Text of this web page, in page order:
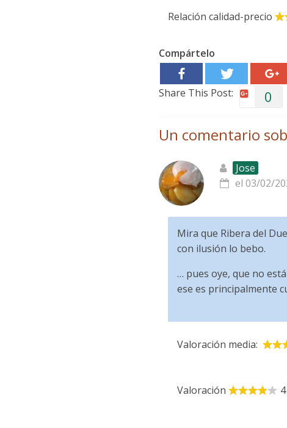
Relación calidad-precio
Compártelo
Share This Post: 0
Un comentario
Jose
el 03/02/
Mira que Ribera del
con ilusión lo bebo.
… pues oye, que no
ese es principalmente
Valoración media:
Valoración 4